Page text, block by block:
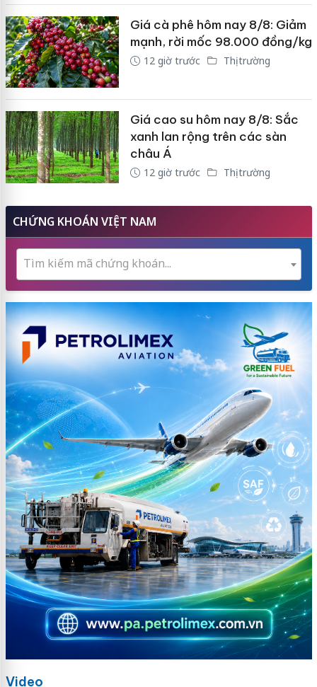
Giá cà phê hôm nay 8/8: Giảm
mạnh, rời mốc 98.000 đồng/kg
12 giờ trước Thị trường
Giá cao su hôm nay 8/8: Sắc
xanh lan rộng trên các sàn
châu Á
12 giờ trước Thị trường
CHỨNG KHOÁN VIỆT NAM
Tìm kiếm mã chứng khoán...
Video